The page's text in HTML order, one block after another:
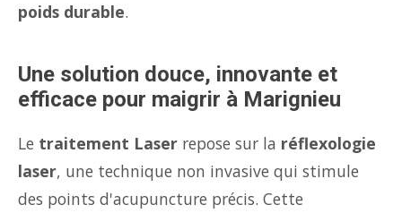
poids durable.
Une solution douce, innovante et
efficace pour maigrir à Marignieu
Le traitement Laser repose sur la réflexologie
laser, une technique non invasive qui stimule
des points d'acupuncture précis. Cette